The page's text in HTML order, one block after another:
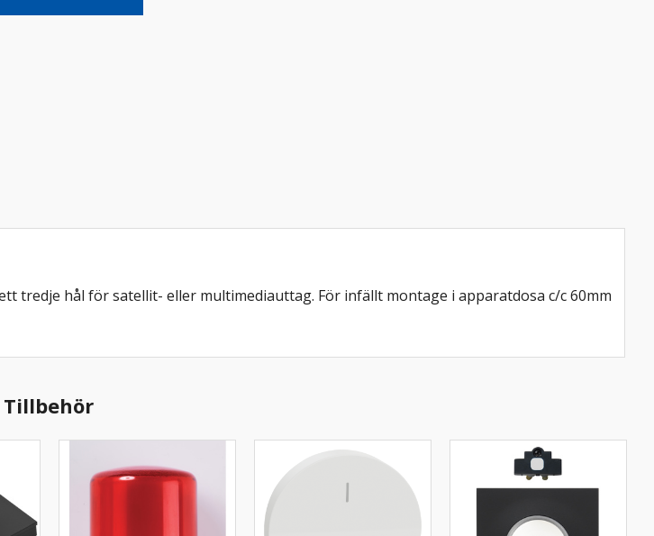
tredje hål för satellit- eller multimediauttag. För infällt montage i apparatdosa c/c 60mm
Tillbehör